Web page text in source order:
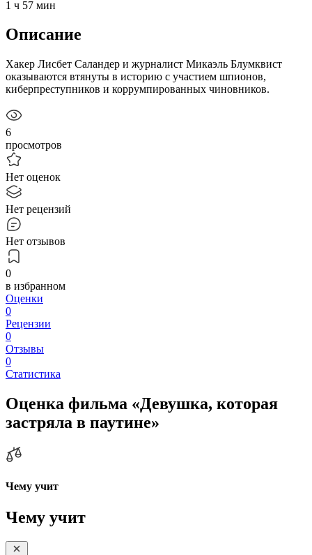
1 ч 57 мин
Описание
Хакер Лисбет Саландер и журналист Микаэль Блумквист
оказываются втянуты в историю с участием шпионов,
киберпреступников и коррумпированных чиновников.
6
просмотров
Нет оценок
Нет рецензий
Нет отзывов
0
в избранном
Оценки
0
Рецензии
0
Отзывы
0
Статистика
Оценка фильма «Девушка, которая
застряла в паутине»
Чему учит
Чему учит